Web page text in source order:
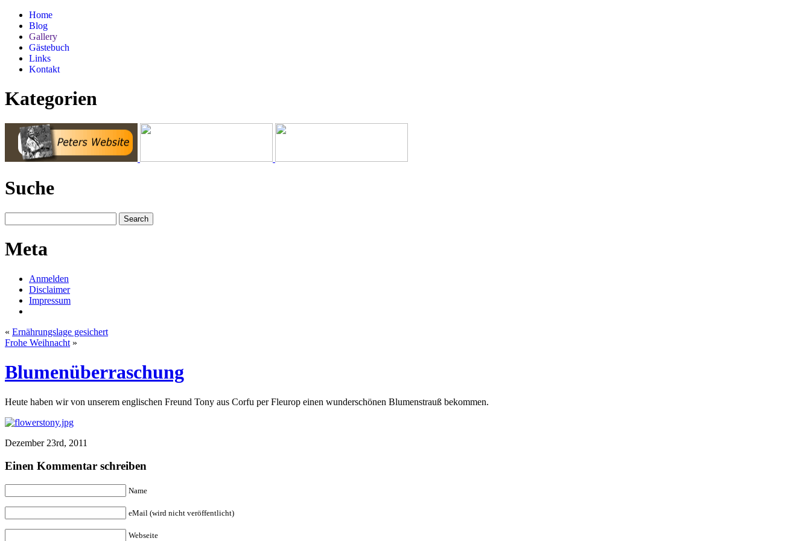
Home
Blog
Gallery
Gästebuch
Links
Kontakt
Kategorien
Suche
Meta
Anmelden
Disclaimer
Impressum
« Ernährungslage gesichert
Frohe Weihnacht »
Blumenüberraschung
Heute haben wir von unserem englischen Freund Tony aus Corfu per Fleurop einen wunderschönen Blumenstrauß bekommen.
Dezember 23rd, 2011
Einen Kommentar schreiben
Name
eMail (wird nicht veröffentlicht)
Webseite